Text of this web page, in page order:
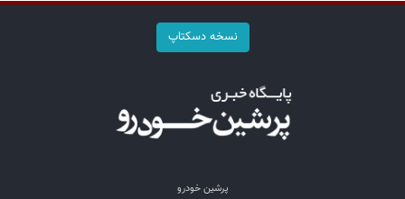
نسخه دسکتاپ
پرشین خودرو